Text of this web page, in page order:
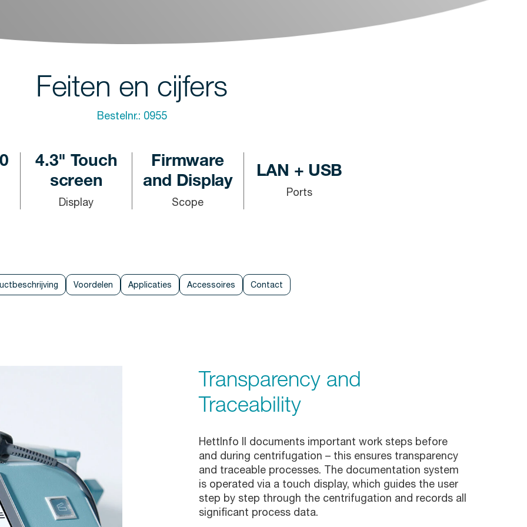
Feiten en cijfers
Bestelnr.: 0955
4.3" Touch
screen
Display
Firmware
and Display
Scope
LAN + USB
Ports
Voordelen Applicaties Accessoires Contact
Transparency and
Traceability
HettInfo II documents important work steps before
and during centrifugation – this ensures transparency
and traceable processes. The documentation system
is operated via a touch display, which guides the user
step by step through the centrifugation and records all
significant process data.